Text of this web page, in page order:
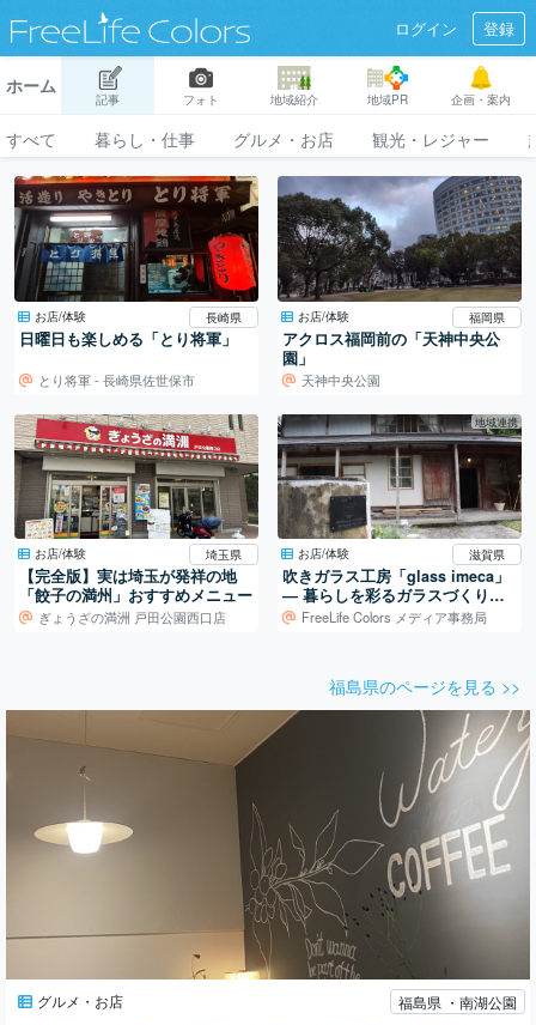
ログイン 登録
ホーム
記事 フォト 地域紹介 地域PR 企画・案内
すべて 暮らし・仕事 グルメ・お店 観光・レジャー
お店/体験 長崎県
日曜日も楽しめる「とり将軍」
とり将軍 - 長崎県佐世保市
お店/体験 福岡県
アクロス福岡前の「天神中央公
園」
天神中央公園
お店/体験 埼玉県
【完全版】実は埼玉が発祥の地
「餃子の満州」おすすめメニュー
ぎょうざの満洲 戸田公園西口店
地域連携
お店/体験 滋賀県
吹きガラス工房「glass imeca」
― 暮らしを彩るガラスづくり／
滋賀・葛川
FreeLife Colors メディア事務局
福島県のページを見る >>
グルメ・お店 福島県 ・南湖公園